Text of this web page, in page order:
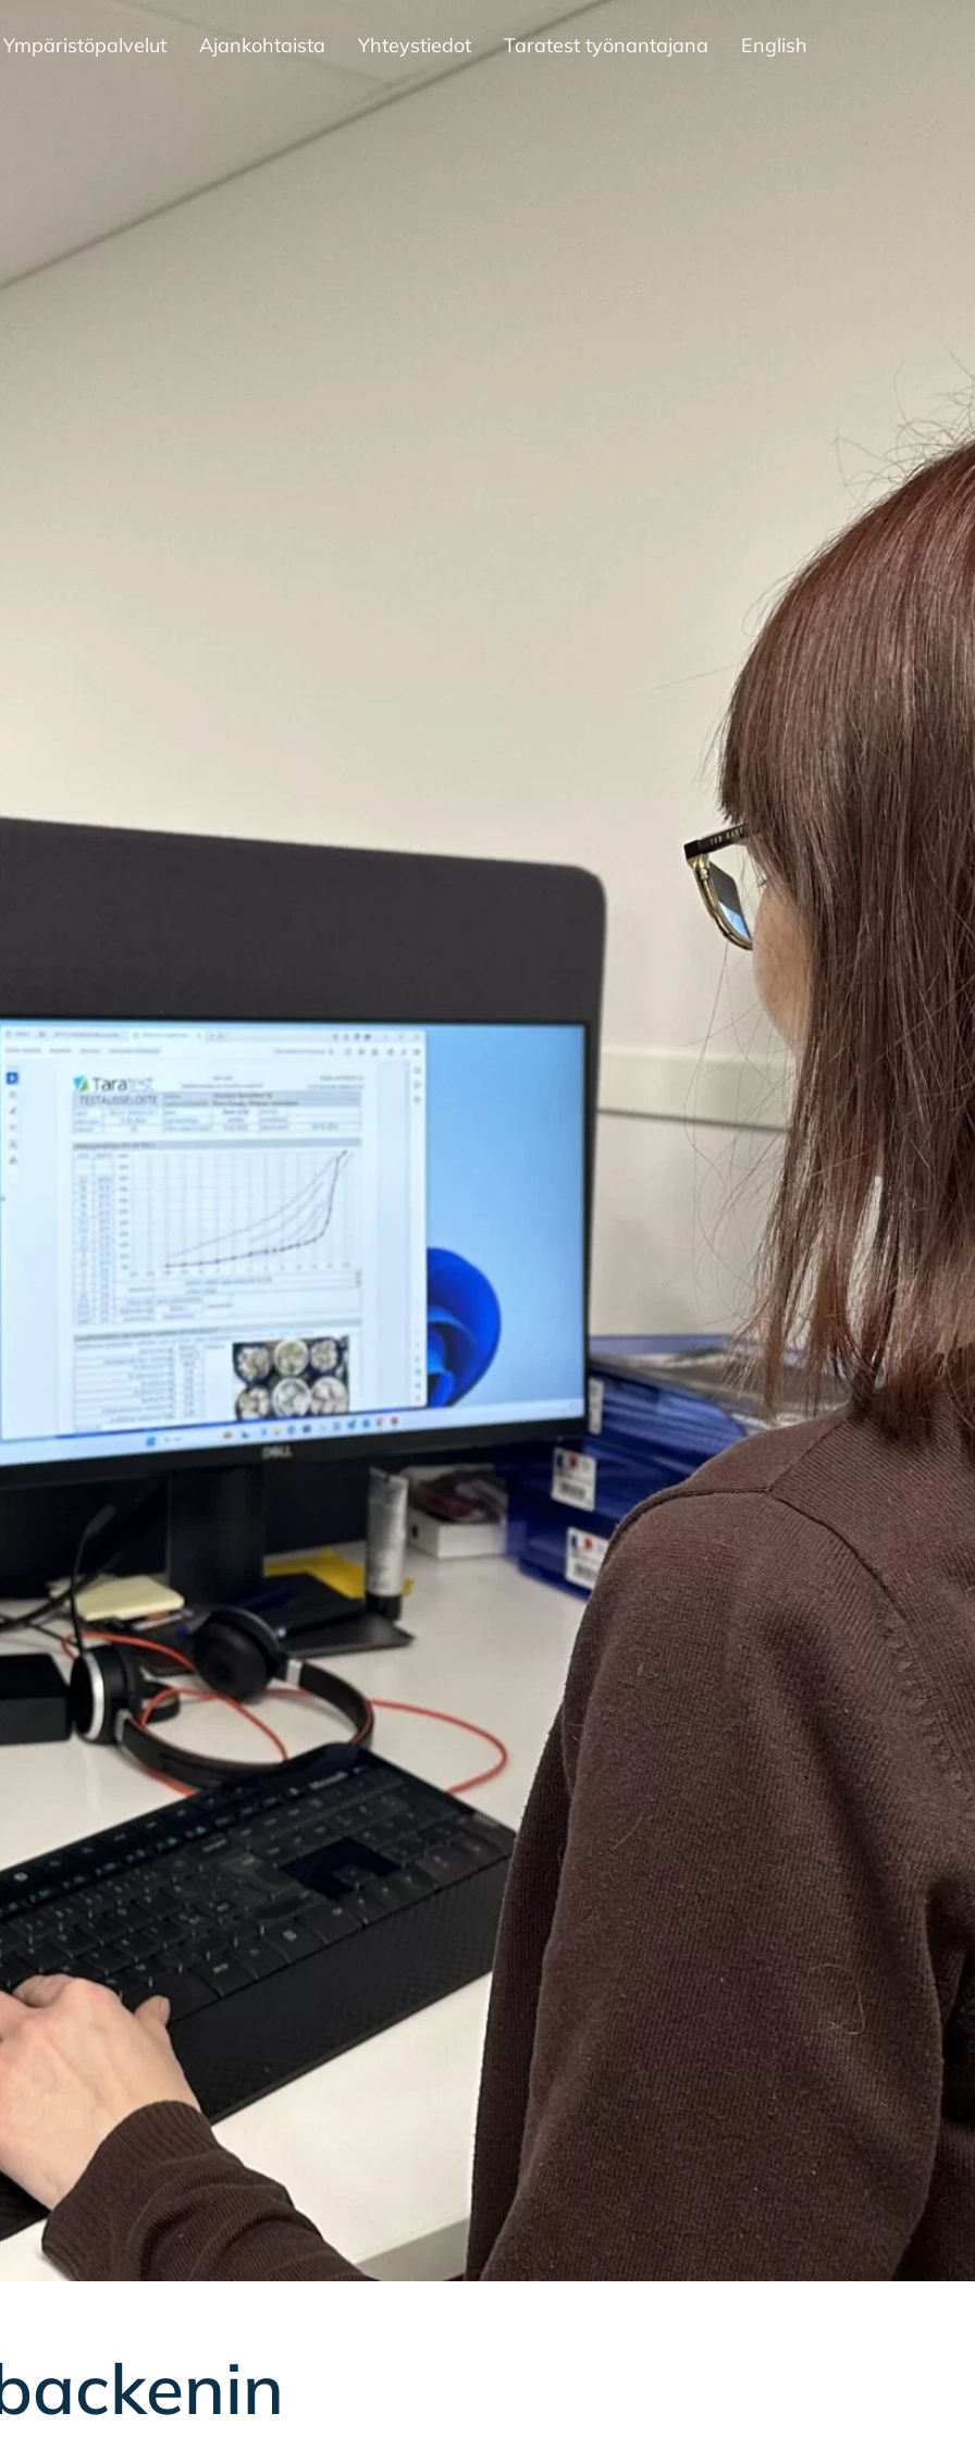
Ympäristöpalvelut Ajankohtaista Yhteystiedot Taratest työnantajana English